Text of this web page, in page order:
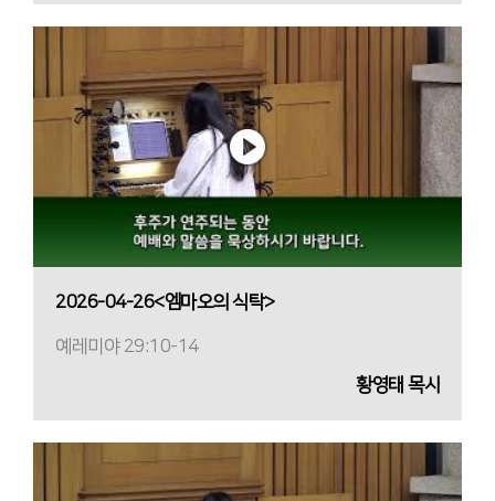
2026-04-26<엠마오의 식탁>
예레미야 29:10-14
황영태 목사